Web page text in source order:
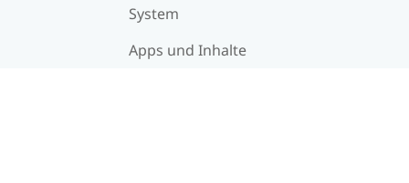
System
Apps und Inhalte